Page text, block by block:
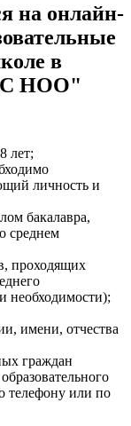
на онлайн-
в
НОО"
лет;
личность и
бакалавра,
среднем
проходящих
необходимости);
имени, отчества
граждан
телефону или по